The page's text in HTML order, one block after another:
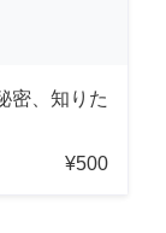
密、知りた
¥500